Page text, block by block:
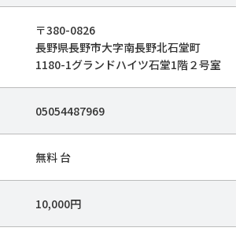
〒380-0826
長野県長野市大字南長野北石堂町
1180-1グランドハイツ石堂1階２号室
05054487969
無料 台
10,000円